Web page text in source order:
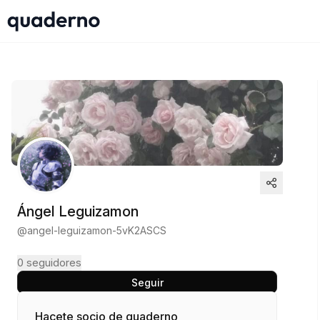
Ángel Leguizamon
@angel-leguizamon-5vK2ASCS
0 seguidores
Seguir
Hacete socio de quaderno